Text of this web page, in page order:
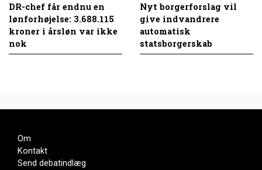
DR-chef får endnu en
lønforhøjelse: 3.688.115
kroner i årsløn var ikke
nok
Nyt borgerforslag vil
give indvandrere
automatisk
statsborgerskab
Om
Kontakt
Send debatindlæg